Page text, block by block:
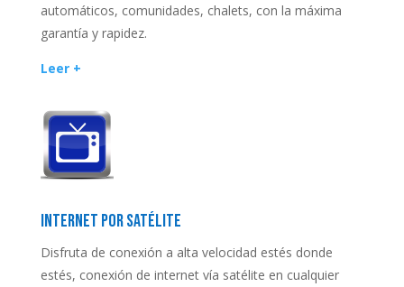
automáticos, comunidades, chalets, con la máxima
garantía y rapidez.
Leer +
INTERNET POR SATÉLITE
Disfruta de conexión a alta velocidad estés donde
estés, conexión de internet vía satélite en cualquier